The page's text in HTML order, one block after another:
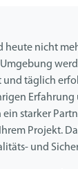
heute nicht
und täglich
Erfahrung
starker
Projekt.
und